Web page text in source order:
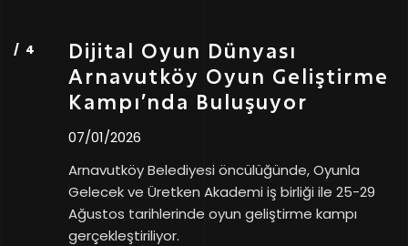
Dijital Oyun Dünyası
Arnavutköy Oyun Geliştirme
Kampı’nda Buluşuyor
07/01/2026
Arnavutköy Belediyesi öncülüğünde, Oyunla
Gelecek ve Üretken Akademi iş birliği ile 25-29
Ağustos tarihlerinde oyun geliştirme kampı
gerçekleştiriliyor.